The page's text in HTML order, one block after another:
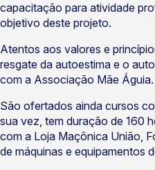
capacitação para atividade
objetivo deste projeto.
Atentos aos valores e
resgate da autoestima e o
com a Associação Mãe Águia.
São ofertados ainda cursos
sua vez, tem duração de 160
com a Loja Maçônica União,
de máquinas e equipamentos